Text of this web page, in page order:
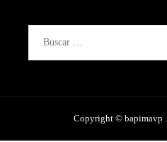
Copyright © bapimavp